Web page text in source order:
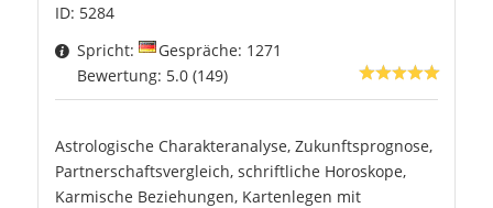
ID: 5284
Spricht:
Gespräche: 1271
Bewertung: 5.0 (149)
Astrologische Charakteranalyse, Zukunftsprognose,
Partnerschaftsvergleich, schriftliche Horoskope,
Karmische Beziehungen, Kartenlegen mit